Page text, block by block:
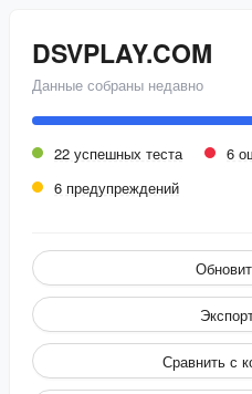
DSVPLAY.COM
Данные собраны недавно
22 успешных теста
6
6 предупреждений
Сравнить с